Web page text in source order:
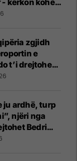
politike
zgjidh
e
t’i drejtohet
ju ardhë, turp
njëri nga
Bedri